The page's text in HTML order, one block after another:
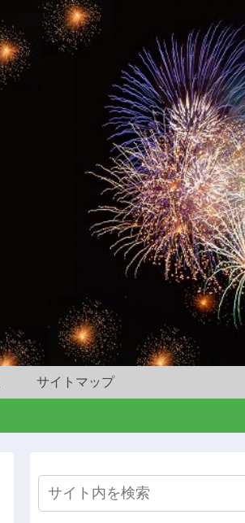
サイトマップ